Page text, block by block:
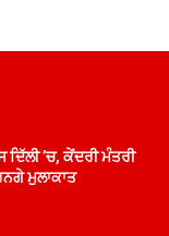
’ਚ, ਕੇਂਦਰੀ ਮੰਤਰੀ
ਮੁਲਾਕਾਤ